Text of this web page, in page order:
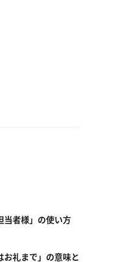
者様」の使い方
礼まで」の意味と